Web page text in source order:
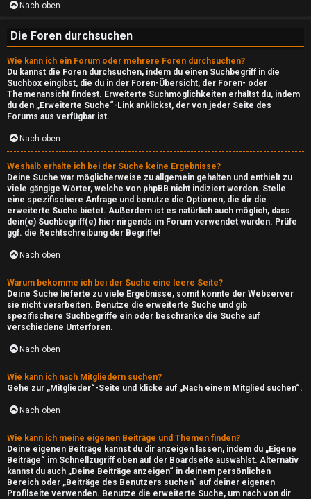
Nach oben
Die Foren durchsuchen
Wie kann ich ein Forum oder mehrere Foren durchsuchen?
Du kannst die Foren durchsuchen, indem du einen Suchbegriff in die
Suchbox eingibst, die du in der Foren-Übersicht, der Foren- oder
Themenansicht findest. Erweiterte Suchmöglichkeiten erhältst du, indem
du den „Erweiterte Suche“-Link anklickst, der von jeder Seite des
Forums aus verfügbar ist.
Nach oben
Weshalb erhalte ich bei der Suche keine Ergebnisse?
Deine Suche war möglicherweise zu allgemein gehalten und enthielt zu
viele gängige Wörter, welche von phpBB nicht indiziert werden. Stelle
eine spezifischere Anfrage und benutze die Optionen, die dir die
erweiterte Suche bietet. Außerdem ist es natürlich auch möglich, dass
dein(e) Suchbegriff(e) hier nirgends im Forum verwendet wurden. Prüfe
ggf. die Rechtschreibung der Begriffe!
Nach oben
Warum bekomme ich bei der Suche eine leere Seite?
Deine Suche lieferte zu viele Ergebnisse, somit konnte der Webserver
sie nicht verarbeiten. Benutze die erweiterte Suche und gib
spezifischere Suchbegriffe ein oder beschränke die Suche auf
verschiedene Unterforen.
Nach oben
Wie kann ich nach Mitgliedern suchen?
Gehe zur „Mitglieder“-Seite und klicke auf „Nach einem Mitglied suchen“.
Nach oben
Wie kann ich meine eigenen Beiträge und Themen finden?
Deine eigenen Beiträge kannst du dir anzeigen lassen, indem du „Eigene
Beiträge“ im Schnellzugriff oben auf der Boardseite auswählst. Alternativ
kannst du auch „Deine Beiträge anzeigen“ in deinem persönlichen
Bereich oder „Beiträge des Benutzers suchen“ auf deiner eigenen
Profilseite verwenden. Benutze die erweiterte Suche, um nach von dir
R
e
t
r
o
s
t
a
t
i
o
n
↳
L
i
g
a
↳